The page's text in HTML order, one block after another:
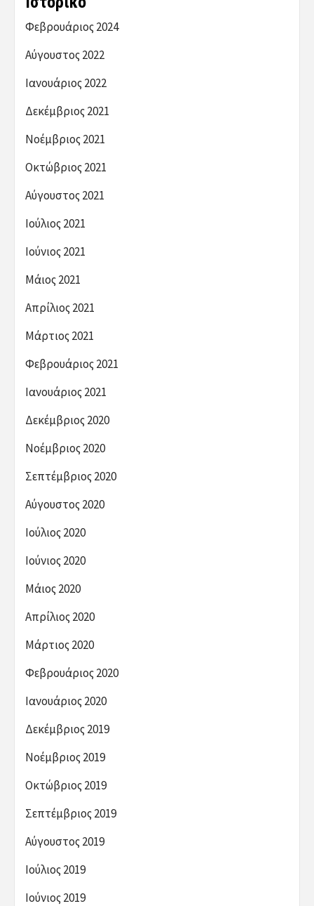
Φεβρουάριος 2024
Αύγουστος 2022
Ιανουάριος 2022
Δεκέμβριος 2021
Νοέμβριος 2021
Οκτώβριος 2021
Αύγουστος 2021
Ιούλιος 2021
Ιούνιος 2021
Μάιος 2021
Απρίλιος 2021
Μάρτιος 2021
Φεβρουάριος 2021
Ιανουάριος 2021
Δεκέμβριος 2020
Νοέμβριος 2020
Σεπτέμβριος 2020
Αύγουστος 2020
Ιούλιος 2020
Ιούνιος 2020
Μάιος 2020
Απρίλιος 2020
Μάρτιος 2020
Φεβρουάριος 2020
Ιανουάριος 2020
Δεκέμβριος 2019
Νοέμβριος 2019
Οκτώβριος 2019
Σεπτέμβριος 2019
Αύγουστος 2019
Ιούλιος 2019
Ιούνιος 2019